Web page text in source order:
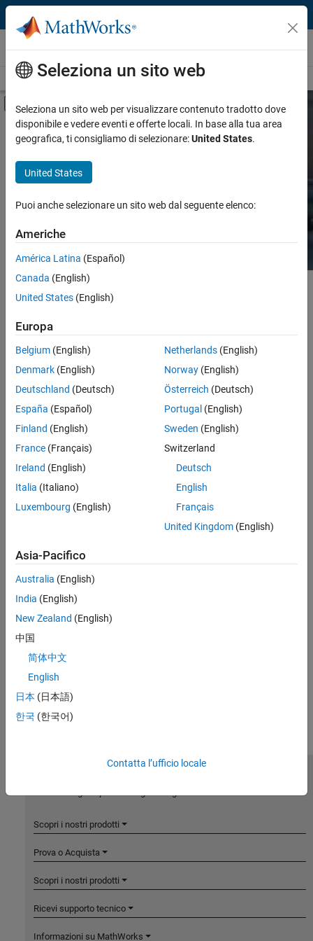
Vai al contenuto
Hardware Support
Overview Search Hardware Support Request Hardware Support
Attiva/disattiva menu di navigazione
Product
Product Family and Category
Protocol or Standard
Search Hardware
MATLAB and Simulink.
Seleziona un sito web
Seleziona un sito web per visualizzare contenuto tradotto dove
disponibile e vedere eventi e offerte locali. In base alla tua area
geografica, ti consigliamo di selezionare:United States.
United States
Puoi anche selezionare un sito web dal seguente elenco:
Americhe
América Latina (Español)
Canada (English)
United States (English)
Europa
Belgium (English)
Denmark (English)
Deutschland (Deutsch)
España (Español)
Finland (English)
France (Français)
Ireland (English)
Italia (Italiano)
Luxembourg (English)
Netherlands(English)
Norway(English)
Österreich (Deutsch)
Portugal (English)
Sweden (English)
Switzerland
Deutsch
English
Français
United Kingdom(English)
Asia-Pacifico
Australia (English)
India (English)
New Zealand (English)
中国
简体中文
English
日本 (日本語)
한국 (한국어)
Contatta l’ufficio locale
Scopri i nostri prodotti
Prova o Acquista
Scopri i nostri prodotti
Ricevi supporto tecnico
Informazioni su MathWorks